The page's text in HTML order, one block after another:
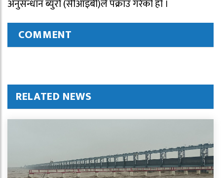
अनुसन्धान ब्युरो (सीआइबी)ले पक्राउ गरेको हो ।
COMMENT
RELATED NEWS